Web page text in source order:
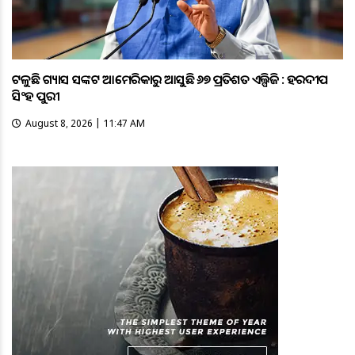
ଟଳୁଛି ଗ୍ୟାସ ସଙ୍କଟ ଆମେରିକାରୁ ଆସୁଛି ୬୭ ପ୍ରତିଶତ ଏଲ୍ପିଜି : ହରଦୀପ
ସିଂହ ପୁରୀ
August 8, 2026 | 11:47 AM